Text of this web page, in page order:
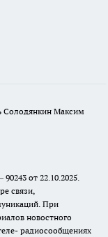
Солодянкин Максим
от 22.10.2025.
связи,
При
новостного
радиосообщениях